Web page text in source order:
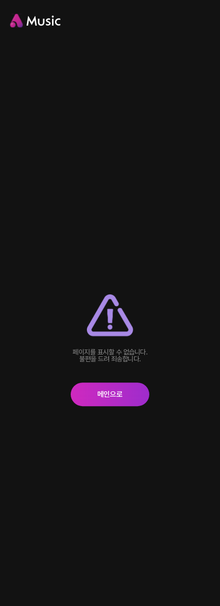
페이지를 표시할 수 없습니다.
불편을 드려 죄송합니다.
메인으로